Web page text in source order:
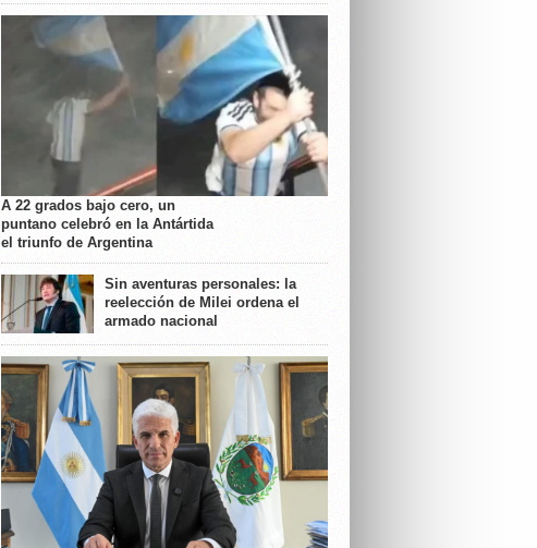
A 22 grados bajo cero, un
puntano celebró en la Antártida
el triunfo de Argentina
Sin aventuras personales: la
reelección de Milei ordena el
armado nacional